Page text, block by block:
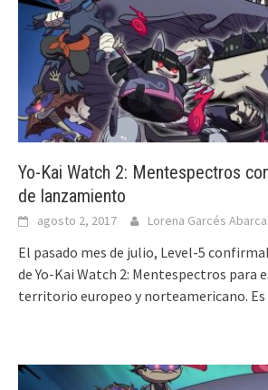
Yo-Kai Watch 2: Mentespectros
de lanzamiento
agosto 2, 2017 Lorena Garcés Abarca
El pasado mes de julio, Level-5
de Yo-Kai Watch 2: Mentespectros para
territorio europeo y norteamericano. Es